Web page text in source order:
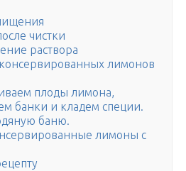
чистки
раствора
лимонов
плоды лимона,
банки и кладем специи.
баню.
лимоны с